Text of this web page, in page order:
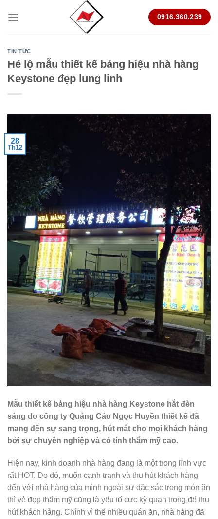
0916.360.239
TIN TỨC
Hé lộ mẫu thiết kế bảng hiệu nhà hàng
Keystone đẹp lung linh
28
Th12
Mẫu thiết kế bảng hiệu nhà hàng Keystone hắt đèn
sáng do công ty Quảng Cáo Ngọc Huyền thiết kế đã
mang đến sự sang trọng, hút mắt cho mọi khách hàng
bởi sự chuyên nghiệp và có tính thẩm mỹ cao.
Hiện nay, kinh doanh nhà hàng đang là một trong lĩnh vực
rất HOT. Do đó, muốn cạnh tranh và thu hút khách hàng
đến với nhà hàng của mình ngoài sự đặc sắc trong món ăn
thì vẻ đẹp thẩm mỹ cũng là yếu tố cực kỳ quan trọng để thu
hút khách hàng. Chính vì thế nhiều quán ăn, nhà hàng đã